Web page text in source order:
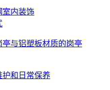
室内装饰
与铝塑板材质的岗亭
护和日常保养